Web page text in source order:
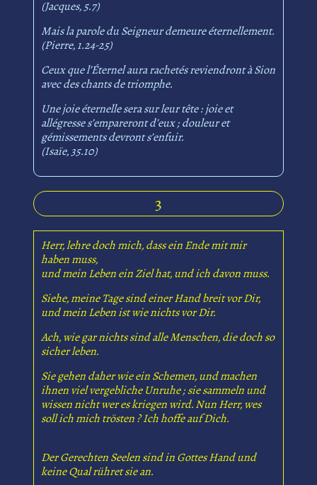
(Jacques, 5.7)
Mais la parole du Seigneur demeure éternellement.
(Pierre, 1.24-25)
Ceux que l’Éternel aura rachetés reviendront à Sion
avec des chants de triomphe.
Une joie éternelle sera sur leur tête : joie et
allégresse s’empareront d’eux ; douleur et
gémissements devront s’enfuir.
(Isaïe, 35.10)
3
Herr, lehre doch mich, dass ein Ende mit mir
haben muss,
und mein Leben ein Ziel hat, und ich davon muss.
Siehe, meine Tage sind einer Hand breit vor Dir,
und mein Leben ist wie nichts vor Dir.
Ach, wie gar nichts sind alle Menschen, die doch so
sicher leben.
Sie gehen daher wie ein Schemen, und machen
ihnen viel vergebliche Unruhe ; sie sammeln und
wissen nicht wer es kriegen wird. Nun Herr, wes
soll ich mich trösten ? Ich hoffe auf Dich.
Der Gerechten Seelen sind in Gottes Hand und
keine Qual rühret sie an.